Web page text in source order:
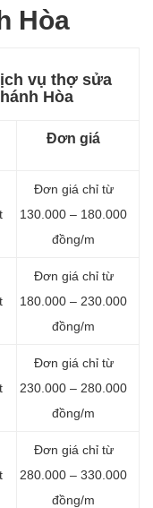
Hòa
vụ thợ sửa
Hòa
Đơn giá
Đơn giá chỉ từ
130.000 – 180.000
đồng/m
Đơn giá chỉ từ
180.000 – 230.000
đồng/m
Đơn giá chỉ từ
230.000 – 280.000
đồng/m
Đơn giá chỉ từ
280.000 – 330.000
đồng/m